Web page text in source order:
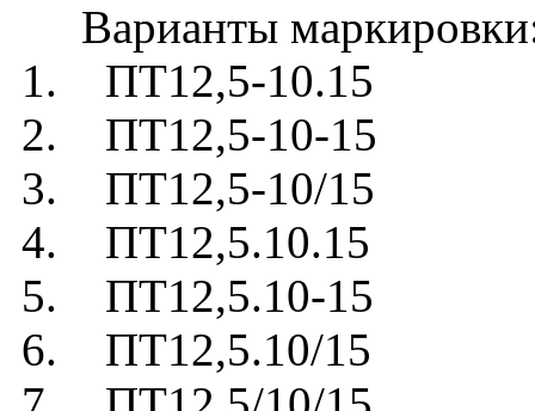
Варианты
1. ПТ12,5-10.15
2. ПТ12,5-10-15
3. ПТ12,5-10/15
4. ПТ12,5.10.15
5. ПТ12,5.10-15
6. ПТ12,5.10/15